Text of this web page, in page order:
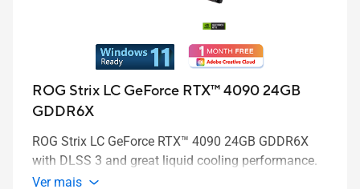
ROG Strix LC GeForce RTX™ 4090 24GB
GDDR6X
ROG Strix LC GeForce RTX™ 4090 24GB GDDR6X
with DLSS 3 and great liquid cooling performance.
Ver mais